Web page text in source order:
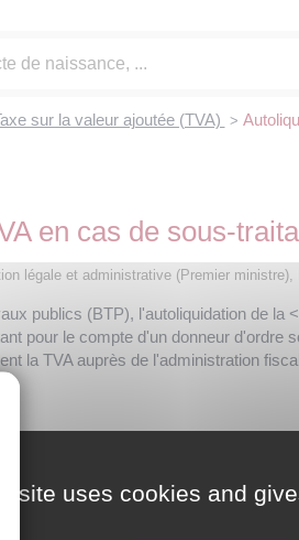
sur la valeur ajoutée (TVA) >
en cas de sous-
légale et administrative (Premier
publics (BTP), l'autoliquidation de
pour le compte d'un donneur d'ordre
la TVA auprès de l'administration
de la TVA ?
site uses cookies and